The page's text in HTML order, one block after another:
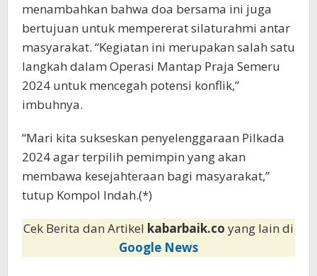
menambahkan bahwa doa bersama ini juga
bertujuan untuk mempererat silaturahmi antar
masyarakat. “Kegiatan ini merupakan salah satu
langkah dalam Operasi Mantap Praja Semeru
2024 untuk mencegah potensi konflik,”
imbuhnya.
“Mari kita sukseskan penyelenggaraan Pilkada
2024 agar terpilih pemimpin yang akan
membawa kesejahteraan bagi masyarakat,”
tutup Kompol Indah.(*)
Cek Berita dan Artikel kabarbaik.co yang lain di
Google News